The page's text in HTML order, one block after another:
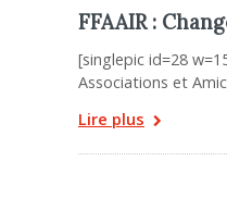
FFAAIR :
[singlepic id=28
Associations et
Lire plus